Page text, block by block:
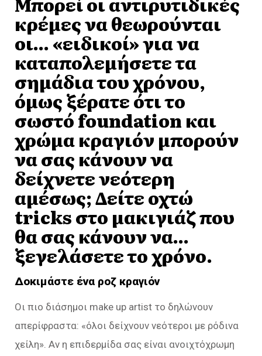
κρέμες να θεωρούνται
οι… «ειδικοί» για να
καταπολεμήσετε τα
σημάδια του χρόνου,
όμως ξέρατε ότι το
σωστό foundation και
χρώμα κραγιόν μπορούν
να σας κάνουν να
δείχνετε νεότερη
αμέσως; Δείτε οχτώ
tricks στο μακιγιάζ που
θα σας κάνουν να…
ξεγελάσετε το χρόνο.
Δοκιμάστε ένα ροζ κραγιόν
Οι πιο διάσημοι make up artist το δηλώνουν
απερίφραστα: «όλοι δείχνουν νεότεροι με ρόδινα
χείλη». Αν η επιδερμίδα σας είναι ανοιχτόχρωμη